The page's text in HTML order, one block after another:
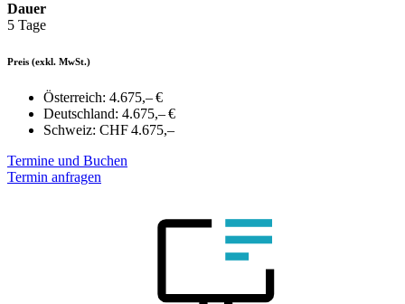
Dauer
5 Tage
Preis (exkl. MwSt.)
Österreich: 4.675,– €
Deutschland: 4.675,– €
Schweiz: CHF 4.675,–
Termine und Buchen
Termin anfragen